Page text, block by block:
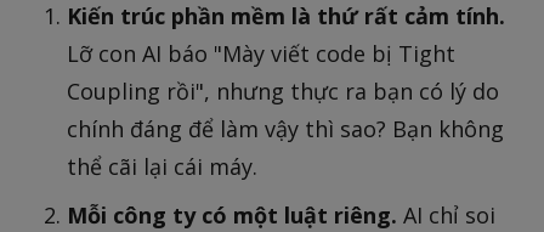
Kiến trúc phần mềm là thứ rất cảm tính.
Lỡ con AI báo "Mày viết code bị Tight
Coupling rồi", nhưng thực ra bạn có lý do
chính đáng để làm vậy thì sao? Bạn không
thể cãi lại cái máy.
Mỗi công ty có một luật riêng. AI chỉ soi